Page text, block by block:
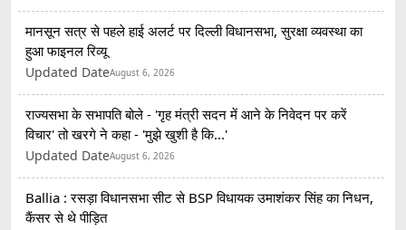
मानसून सत्र से पहले हाई अलर्ट पर दिल्ली विधानसभा, सुरक्षा व्यवस्था का
हुआ फाइनल रिव्यू
Updated DateAugust 6, 2026
राज्यसभा के सभापति बोले - 'गृह मंत्री सदन में आने के निवेदन पर करें
विचार' तो खरगे ने कहा - 'मुझे खुशी है कि...'
Updated DateAugust 6, 2026
Ballia : रसड़ा विधानसभा सीट से BSP विधायक उमाशंकर सिंह का निधन,
कैंसर से थे पीड़ित